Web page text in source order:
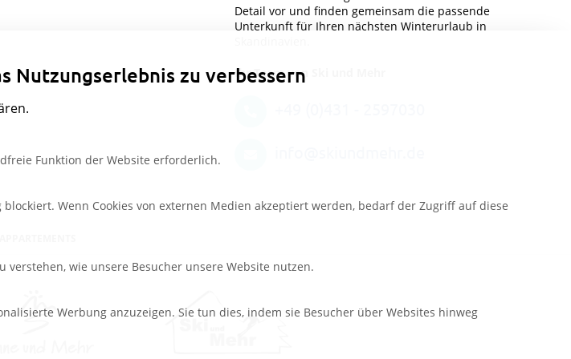
Detail vor und finden gemeinsam die passende
Unterkunft für Ihren nächsten Winterurlaub in
Ihr Team von Ski und Mehr
Nutzungserlebnis zu verbessern
Funktion der Website erforderlich.
Wenn Cookies von externen Medien akzeptiert werden, bedarf der Zugriff auf diese
wie unsere Besucher unsere Website nutzen.
Werbung anzuzeigen. Sie tun dies, indem sie Besucher über Websites hinweg